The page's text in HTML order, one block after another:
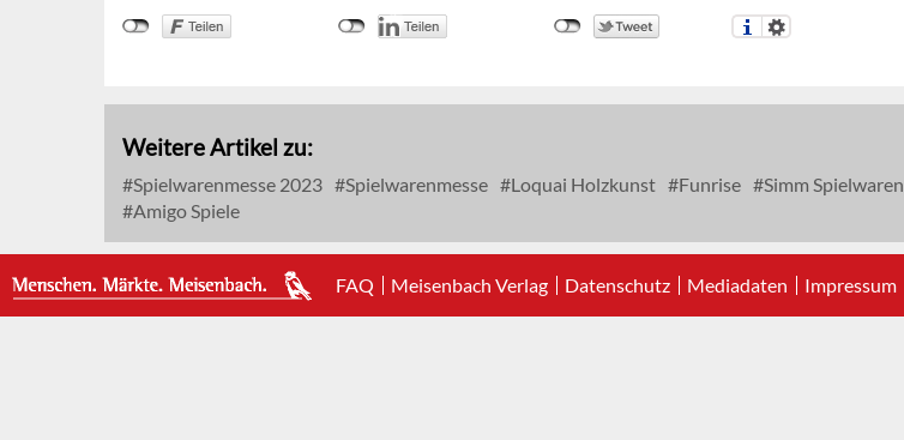
Weitere Artikel zu:
Spielwarenmesse 2023 Spielwarenmesse Loquai Holzkunst Funrise Simm Spielwaren
Amigo Spiele
FAQ Meisenbach Verlag Datenschutz Mediadaten Impressum